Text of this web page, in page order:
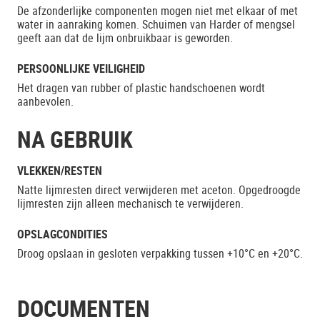
De afzonderlijke componenten mogen niet met elkaar of met
water in aanraking komen. Schuimen van Harder of mengsel
geeft aan dat de lijm onbruikbaar is geworden.
PERSOONLIJKE VEILIGHEID
Het dragen van rubber of plastic handschoenen wordt
aanbevolen.
NA GEBRUIK
VLEKKEN/RESTEN
Natte lijmresten direct verwijderen met aceton. Opgedroogde
lijmresten zijn alleen mechanisch te verwijderen.
OPSLAGCONDITIES
Droog opslaan in gesloten verpakking tussen +10°C en +20°C.
DOCUMENTEN